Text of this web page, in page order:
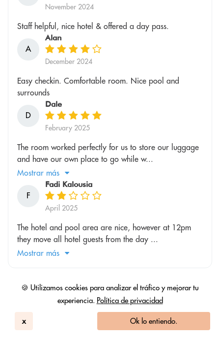
🍪 Utilizamos cookies para analizar el tráfico y mejorar tu
experiencia. Política de privacidad
x Ok lo entiendo.
November 2024
Staff helpful, nice hotel & offered a day pass.
A
Alan
December 2024
Easy checkin. Comfortable room. Nice pool and
surrounds
D
Dale
February 2025
The room worked perfectly for us to store our luggage
and have our own place to go while w...
Mostrar más
F
Fadi Kalousia
April 2025
The hotel and pool area are nice, however at 12pm
they move all hotel guests from the day ...
Mostrar más
Las fichas de fidelidad del club de viajeros frecuentes
o de cualquier otra marca no se aplican a las reservas
de HotelsByDay. Gana fichas para estadías gratuitas
en HotelsByDay cuando te registres en nuestro